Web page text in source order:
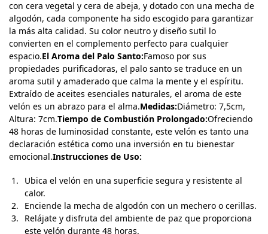
con cera vegetal y cera de abeja, y dotado con una mecha de
algodón, cada componente ha sido escogido para garantizar
la más alta calidad. Su color neutro y diseño sutil lo
convierten en el complemento perfecto para cualquier
espacio.El Aroma del Palo Santo:Famoso por sus
propiedades purificadoras, el palo santo se traduce en un
aroma sutil y amaderado que calma la mente y el espíritu.
Extraído de aceites esenciales naturales, el aroma de este
velón es un abrazo para el alma.Medidas:Diámetro: 7,5cm,
Altura: 7cm.Tiempo de Combustión Prolongado:Ofreciendo
48 horas de luminosidad constante, este velón es tanto una
declaración estética como una inversión en tu bienestar
emocional.Instrucciones de Uso:
Ubica el velón en una superficie segura y resistente al
calor.
Enciende la mecha de algodón con un mechero o cerillas.
Relájate y disfruta del ambiente de paz que proporciona
este velón durante 48 horas.